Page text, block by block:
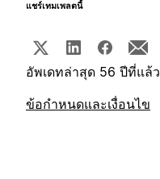
แชร์เทมเพลตนี้
อัพเดทล่าสุด 56 ปีที่แล้ว
ข้อกำหนดและเงื่อนไข